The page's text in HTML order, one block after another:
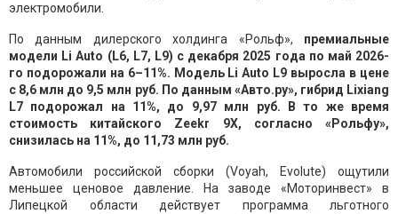
электромобили.
По данным дилерского холдинга «Рольф», премиальные
модели Li Auto (L6, L7, L9) с декабря 2025 года по май 2026-
го подорожали на 6–11%. Модель Li Auto L9 выросла в цене
с 8,6 млн до 9,5 млн руб. По данным «Авто.ру», гибрид Lixiang
L7 подорожал на 11%, до 9,97 млн руб. В то же время
стоимость китайского Zeekr 9X, согласно «Рольфу»,
снизилась на 11%, до 11,73 млн руб.
Автомобили российской сборки (Voyah, Evolute) ощутили
меньшее ценовое давление. На заводе «Моторинвест» в
Липецкой области действует программа льготного